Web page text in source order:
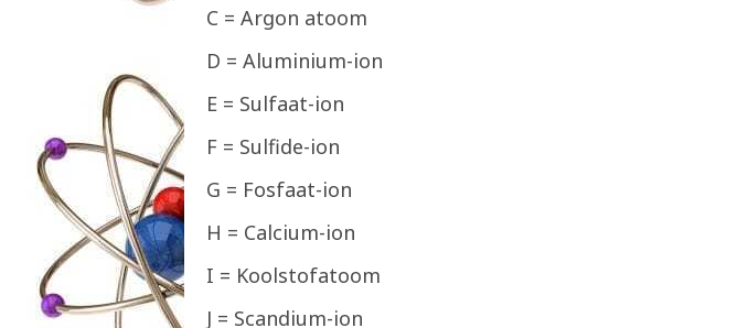
C = Argon atoom
D = Aluminium-ion
E = Sulfaat-ion
F = Sulfide-ion
G = Fosfaat-ion
H = Calcium-ion
I = Koolstofatoom
J = Scandium-ion